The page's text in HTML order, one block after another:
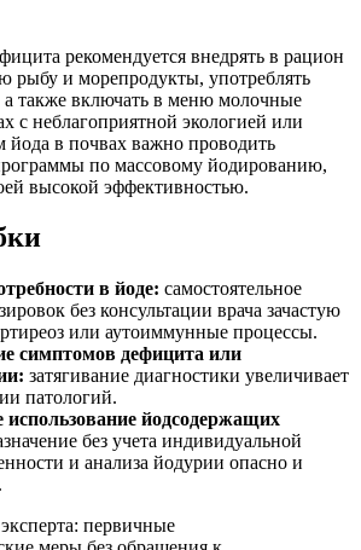
рекомендуется внедрять в рацион
рыбу и морепродукты, употреблять
также включать в меню молочные
с неблагоприятной экологией или
йода в почвах важно проводить
по массовому йодированию,
высокой эффективностью.
в йоде: самостоятельное
без консультации врача зачастую
или аутоиммунные процессы.
симптомов дефицита или
затягивание диагностики увеличивает
патологий.
использование йодсодержащих
без учета индивидуальной
и анализа йодурии опасно и
первичные